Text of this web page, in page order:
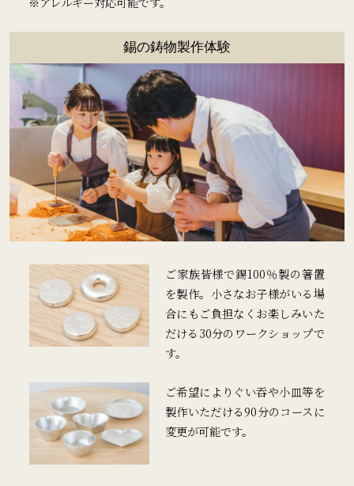
錫の鋳物製作体験
ご家族皆様で錫100％製の箸置
を製作。小さなお子様がいる場
合にもご負担なくお楽しみいた
だける30分のワークショップで
す。
ご希望によりぐい吞や小皿等を
製作いただける90分のコースに
変更が可能です。